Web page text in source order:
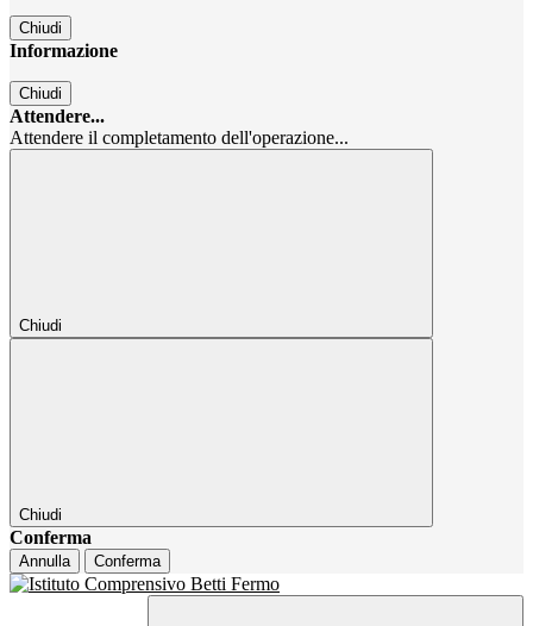
Chiudi
Informazione
Chiudi
Attendere...
Attendere il completamento dell'operazione...
Chiudi
Chiudi
Conferma
Annulla Conferma